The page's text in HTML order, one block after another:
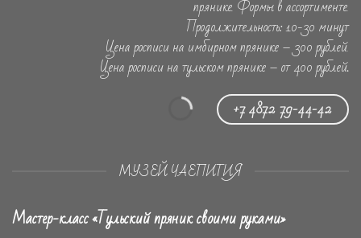
прянике. Формы в ассортименте.
Продолжительность: 10-30 минут
Цена росписи на имбирном прянике – 300 рублей.
Цена росписи на тульском прянике – от 400 рублей.
+7 4872 79-44-42
МУЗЕЙ ЧАЕПИТИЯ
Мастер-класс «Тульский пряник своими руками»